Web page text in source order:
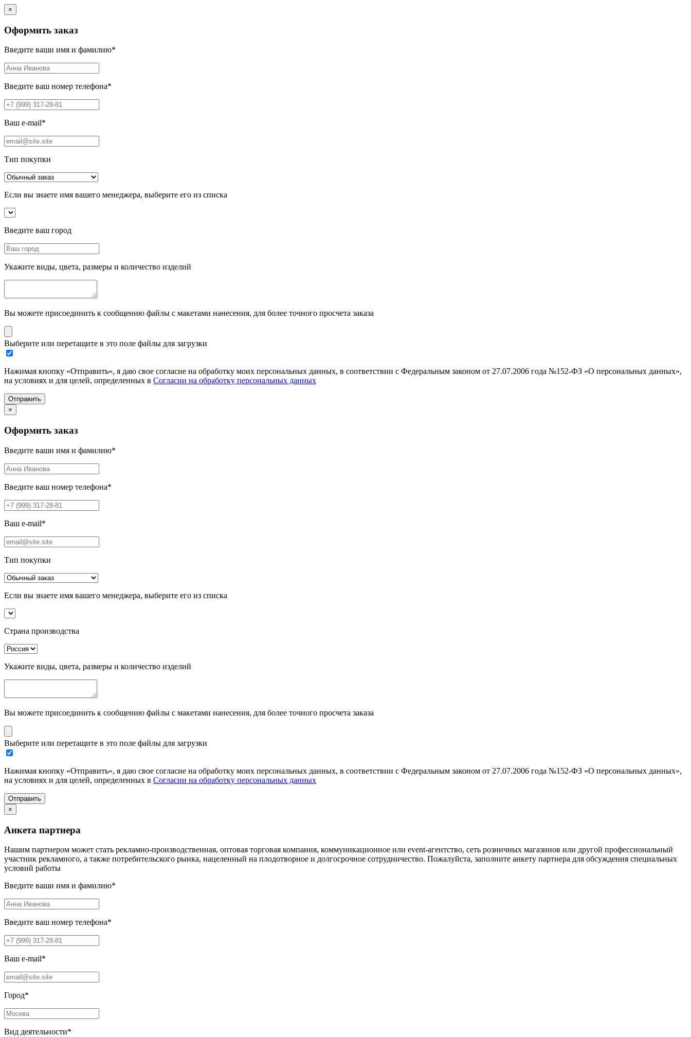
×
Оформить заказ
Введите ваши имя и фамилию*
Введите ваш номер телефона*
Ваш e-mail*
Тип покупки
Если вы знаете имя вашего менеджера, выберите его из списка
Введите ваш город
Укажите виды, цвета, размеры и количество изделий
Вы можете присоединить к сообщению файлы с макетами нанесения, для более точного просчета заказа
Выберите или перетащите в это поле файлы для загрузки
Нажимая кнопку «Отправить», я даю свое согласие на обработку моих персональных данных, в соответствии с Федеральным законом от 27.07.2006 года №152-ФЗ «О персональных данных»,
на условиях и для целей, определенных в Согласии на обработку персональных данных
Отправить
×
Оформить заказ
Введите ваши имя и фамилию*
Введите ваш номер телефона*
Ваш e-mail*
Тип покупки
Если вы знаете имя вашего менеджера, выберите его из списка
Страна производства
Укажите виды, цвета, размеры и количество изделий
Вы можете присоединить к сообщению файлы с макетами нанесения, для более точного просчета заказа
Выберите или перетащите в это поле файлы для загрузки
Нажимая кнопку «Отправить», я даю свое согласие на обработку моих персональных данных, в соответствии с Федеральным законом от 27.07.2006 года №152-ФЗ «О персональных данных»,
на условиях и для целей, определенных в Согласии на обработку персональных данных
Отправить
×
Анкета партнера
Нашим партнером может стать рекламно-производственная, оптовая торговая компания, коммуникационное или event-агентство, сеть розничных магазинов или другой профессиональный
участник рекламного, а также потребительского рынка, нацеленный на плодотворное и долгосрочное сотрудничество. Пожалуйста, заполните анкету партнера для обсуждения специальных
условий работы
Введите ваши имя и фамилию*
Введите ваш номер телефона*
Ваш e-mail*
Город*
Вид деятельности*